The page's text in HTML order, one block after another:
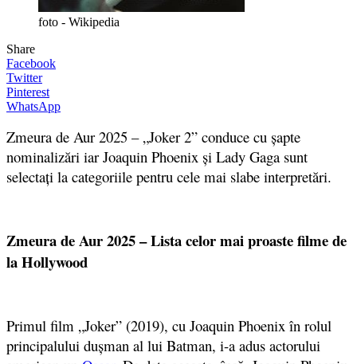
foto - Wikipedia
Share
Facebook
Twitter
Pinterest
WhatsApp
Zmeura de Aur 2025 – „Joker 2” conduce cu şapte
nominalizări iar Joaquin Phoenix şi Lady Gaga sunt
selectaţi la categoriile pentru cele mai slabe interpretări.
Zmeura de Aur 2025 – Lista celor mai proaste filme de
la Hollywood
Primul film „Joker” (2019), cu Joaquin Phoenix în rolul
principalului duşman al lui Batman, i-a adus actorului